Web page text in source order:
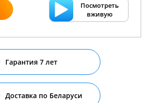
Посмотреть
вживую
Гарантия 7 лет
Доставка по Беларуси